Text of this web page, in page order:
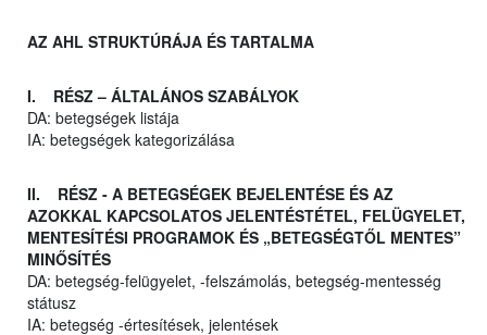
AZ AHL STRUKTÚRÁJA ÉS TARTALMA
I. RÉSZ – ÁLTALÁNOS SZABÁLYOK
DA: betegségek listája
IA: betegségek kategorizálása
II. RÉSZ - A BETEGSÉGEK BEJELENTÉSE ÉS AZ
AZOKKAL KAPCSOLATOS JELENTÉSTÉTEL, FELÜGYELET,
MENTESÍTÉSI PROGRAMOK ÉS „BETEGSÉGTŐL MENTES”
MINŐSÍTÉS
DA: betegség-felügyelet, -felszámolás, betegség-mentesség
státusz
IA: betegség -értesítések, jelentések